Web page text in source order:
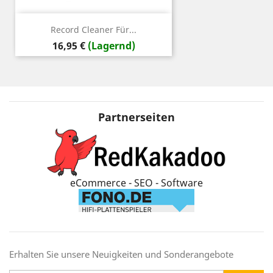
Record Cleaner Für...
Preis
16,95 € (Lagernd)
Partnerseiten
eCommerce - SEO - Software
Erhalten Sie unsere Neuigkeiten und Sonderangebote